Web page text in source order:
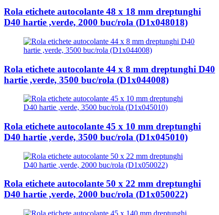
Rola etichete autocolante 48 x 18 mm dreptunghi
D40 hartie ,verde, 2000 buc/rola (D1x048018)
Rola etichete autocolante 44 x 8 mm dreptunghi D40
hartie ,verde, 3500 buc/rola (D1x044008)
Rola etichete autocolante 45 x 10 mm dreptunghi
D40 hartie ,verde, 3500 buc/rola (D1x045010)
Rola etichete autocolante 50 x 22 mm dreptunghi
D40 hartie ,verde, 2000 buc/rola (D1x050022)